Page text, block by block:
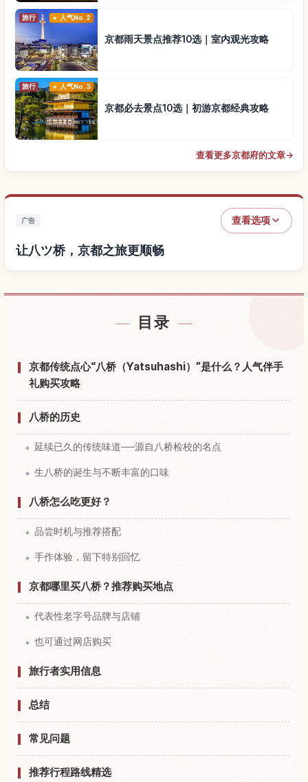
旅行 人气No.2
京都雨天景点推荐10选｜室内观光攻略
旅行 人气No.3
京都必去景点10选｜初游京都经典攻略
查看更多京都府的文章→
广告 查看选项
让八ツ桥，京都之旅更顺畅
目录
京都传统点心“八桥（Yatsuhashi）”是什么？人气伴手
礼购买攻略
八桥的历史
延续已久的传统味道──源自八桥检校的名点
生八桥的诞生与不断丰富的口味
八桥怎么吃更好？
品尝时机与推荐搭配
手作体验，留下特别回忆
京都哪里买八桥？推荐购买地点
代表性老字号品牌与店铺
也可通过网店购买
旅行者实用信息
总结
常见问题
推荐行程路线精选